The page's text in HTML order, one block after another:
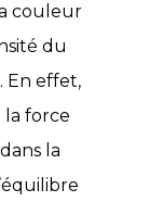
couleur
du
En effet,
la force
la